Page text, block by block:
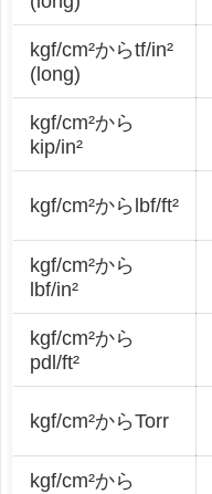
kgf/cm²からtf/in²
(long)
kgf/cm²から
kip/in²
kgf/cm²からlbf/ft²
kgf/cm²から
lbf/in²
kgf/cm²から
pdl/ft²
kgf/cm²からTorr
kgf/cm²から